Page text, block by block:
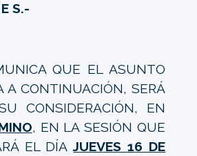
S.-
QUE EL ASUNTO
A CONTINUACIÓN, SERÁ
CONSIDERACIÓN, EN
, EN LA SESIÓN QUE
EL DÍAJUEVES 16 DE